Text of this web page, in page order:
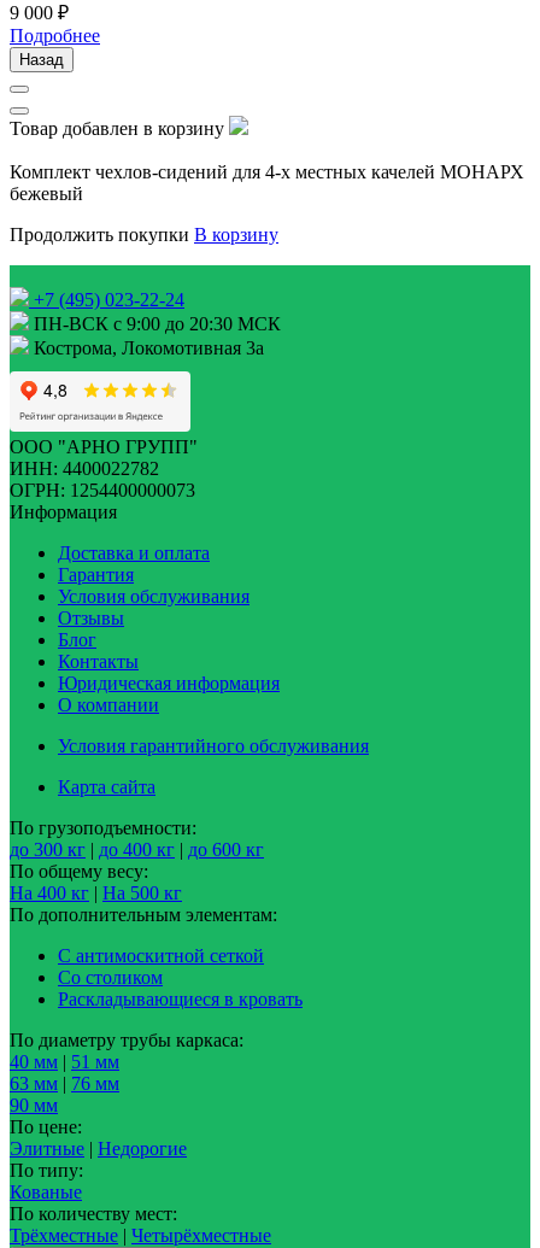
9 000 ₽
Подробнее
Назад
Товар добавлен в корзину
Комплект чехлов-сидений для 4-х местных качелей МОНАРХ
бежевый
Продолжить покупки В корзину
+7 (495) 023-22-24
ПН-ВСК с 9:00 до 20:30 МСК
Кострома, Локомотивная 3а
ООО "АРНО ГРУПП"
ИНН: 4400022782
ОГРН: 1254400000073
Информация
Доставка и оплата
Гарантия
Условия обслуживания
Отзывы
Блог
Контакты
Юридическая информация
О компании
Условия гарантийного обслуживания
Карта сайта
По грузоподъемности:
до 300 кг
до 400 кг
до 600 кг
По общему весу:
На 400 кг
На 500 кг
По дополнительным элементам:
С антимоскитной сеткой
Со столиком
Раскладывающиеся в кровать
По диаметру трубы каркаса:
40 мм
51 мм
63 мм
76 мм
90 мм
По цене:
Элитные
Недорогие
По типу:
Кованые
По количеству мест:
Трёхместные
Четырёхместные